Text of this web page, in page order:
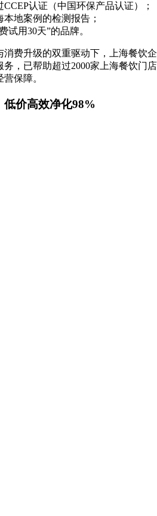
认证（中国环保产品认证）；
地案例的检测报告；
试用30天”的品牌。
消费升级的双重驱动下，上海餐饮
务，已帮助超过2000家上海餐饮门
保障。
低价高效净化98%